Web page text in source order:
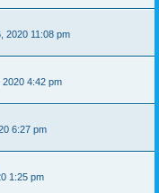
2020 11:08 pm
2020 4:42 pm
6:27 pm
1:25 pm